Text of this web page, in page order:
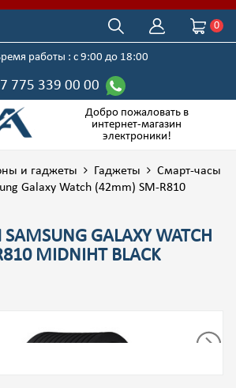
0
работы : с 9:00 до 18:00
775 339 00 00
Добро пожаловать в
интернет-магазин
электроники!
и гаджеты Гаджеты
Смарт-часы
Galaxy Watch (42mm) SM-R810
GALAXY WATCH
MIDNIHT BLACK